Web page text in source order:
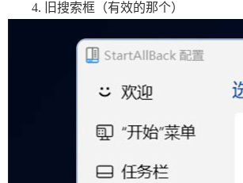
旧搜索框（有效的那个）